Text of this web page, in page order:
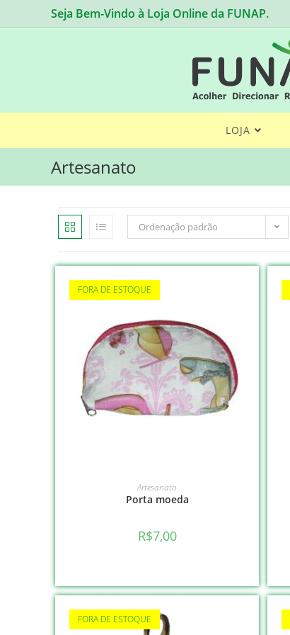
to
Seja Bem-Vindo à Loja Online da FUNAP.
LOJA
Artesanato
Ordenação padrão
FORA DE ESTOQUE
VER OPÇÕES
Artesanato
Porta moeda
R$7,00
FORA DE ESTOQUE